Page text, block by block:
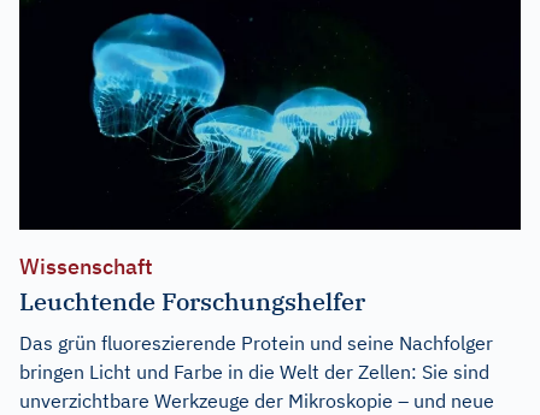
Wissenschaft
Leuchtende Forschungshelfer
Das grün fluoreszierende Protein und seine Nachfolger
bringen Licht und Farbe in die Welt der Zellen: Sie sind
unverzichtbare Werkzeuge der Mikroskopie – und neue